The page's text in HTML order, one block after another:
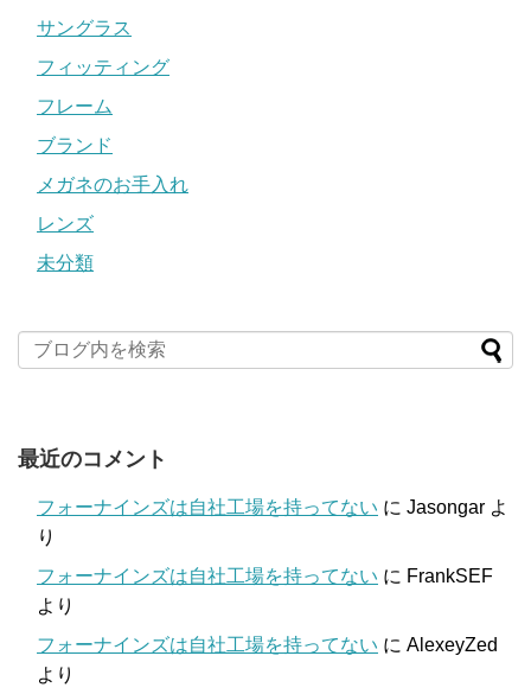
サングラス
フィッティング
フレーム
ブランド
メガネのお手入れ
レンズ
未分類
最近のコメント
フォーナインズは自社工場を持ってない に Jasongar よ
り
フォーナインズは自社工場を持ってない に FrankSEF
より
フォーナインズは自社工場を持ってない に AlexeyZed
より